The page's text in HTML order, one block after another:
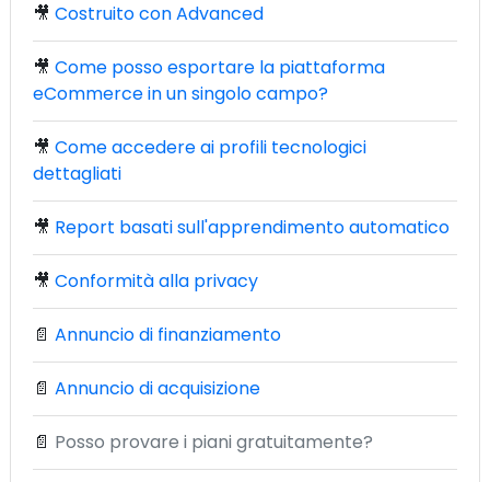
🎥 Costruito con Advanced
🎥 Come posso esportare la piattaforma
eCommerce in un singolo campo?
🎥 Come accedere ai profili tecnologici
dettagliati
🎥 Report basati sull'apprendimento automatico
🎥 Conformità alla privacy
📄 Annuncio di finanziamento
📄 Annuncio di acquisizione
📄 Posso provare i piani gratuitamente?